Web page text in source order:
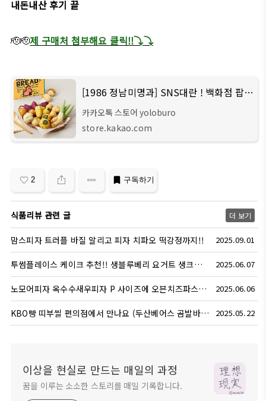
내돈내산 후기 끝
🫡🫡제 구매처 첨부해요 클릭!!⤵️⤵️
[1986 정남미명과] SNS대란 ! 백화점 팝업 대란 ! 30년 전통 정남미 구황작물빵 8종 세트 구성!
카카오톡 스토어 yoloburo
store.kakao.com
2 구독하기
식품리뷰 관련 글 더 보기
맘스피자 트러플 바질 알리고 피자 치파오 떡강정까지!! 2025.09.01
투썸플레이스 케이크 추천!! 생블루베리 요거트 생크림 특별한 날에~♡ 2025.06.07
노모어피자 옥수수새우피자 P 사이즈에 오븐치즈파스타 먹어봄 ~ 2025.06.06
KBO빵 띠부씰 편의점에서 만나요 (두산베어스 곰발바닥 꿀빵 후기) 2025.05.22
이상을 현실로 만드는 매일의 과정
꿈을 이루는 소소한 스토리를 매일 기록합니다.